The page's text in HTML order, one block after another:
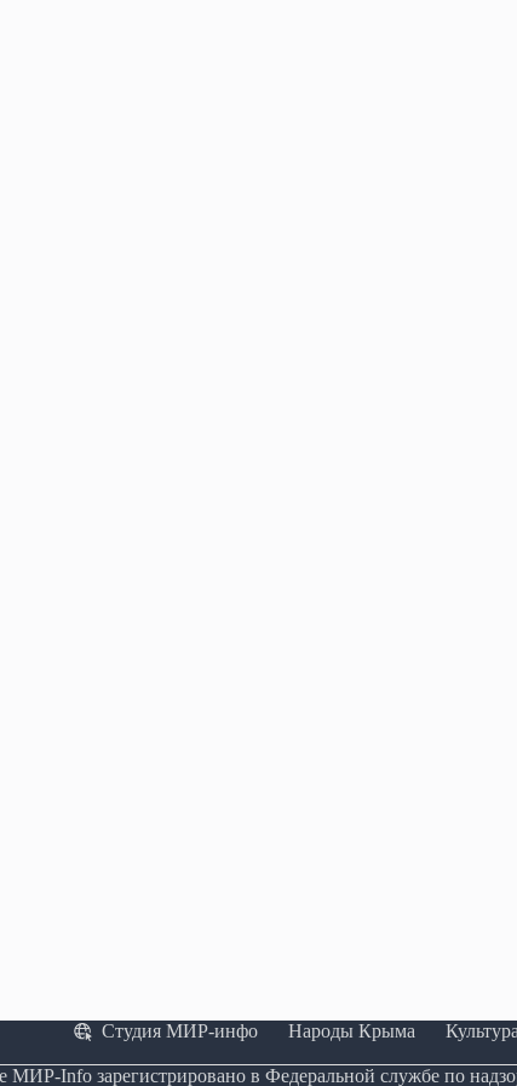
Студия МИР-инфо Народы Крыма Культура
МИР-Info зарегистрировано в Федеральной службе по